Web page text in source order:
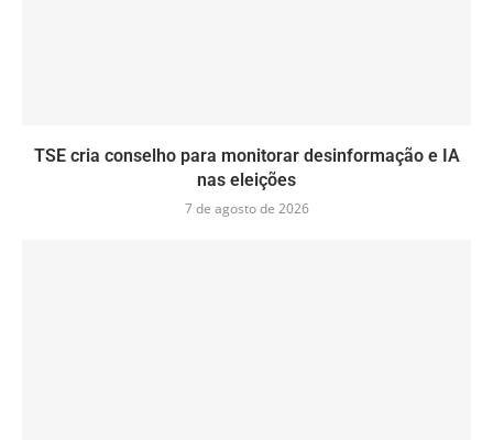
TSE cria conselho para monitorar desinformação e IA
nas eleições
7 de agosto de 2026